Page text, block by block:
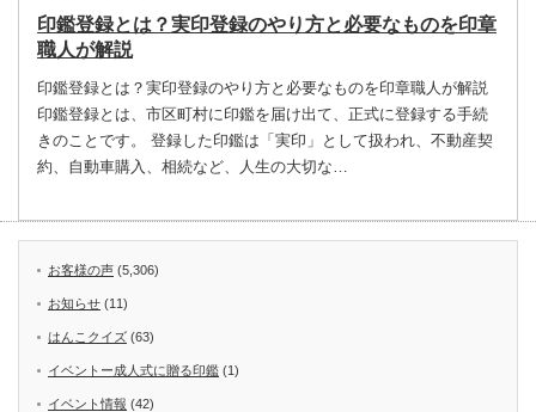
印鑑登録とは？実印登録のやり方と必要なものを印章
職人が解説
印鑑登録とは？実印登録のやり方と必要なものを印章職人が解説
印鑑登録とは、市区町村に印鑑を届け出て、正式に登録する手続
きのことです。 登録した印鑑は「実印」として扱われ、不動産契
約、自動車購入、相続など、人生の大切な…
お客様の声 (5,306)
お知らせ (11)
はんこクイズ (63)
イベントー成人式に贈る印鑑 (1)
イベント情報 (42)